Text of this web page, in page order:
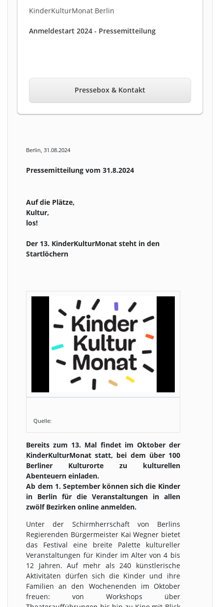
KinderKulturMonat Berlin
Anmeldestart 2024 - Pressemitteilung
Pressebox & Kontakt
Berlin, 31.08.2024
Pressemitteilung vom 31.8.2024
Auf die Plätze,
Kultur,
los!
Der 13. KinderKulturMonat steht in den
Startlöchern
Quelle:
Bereits zum 13. Mal findet im Oktober der
KinderKulturMonat statt, bei dem über 100
Berliner Kulturorte zu kulturellen
Abenteuern einladen.
Ab dem 1. September können sich die Kinder
in Berlin für die Veranstaltungen in allen
zwölf Bezirken online anmelden.
Unter der Schirmherrschaft von Berlins
Regierenden Bürgermeister Kai Wegner bietet
das Festival eine breite Palette kultureller
Veranstaltungen für Kinder im Alter von 4 bis
12 Jahren. Auf mehr als 240 künstlerische
Aktivitäten dürfen sich die Kinder und ihre
Familien an den Wochenenden im Oktober
freuen: von Workshops über